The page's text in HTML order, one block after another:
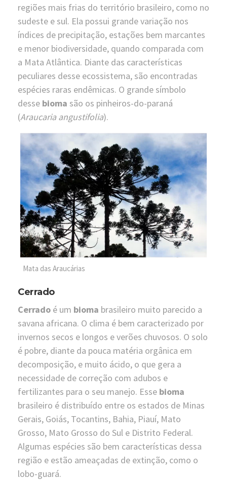
regiões mais frias do território brasileiro, como no
sudeste e sul. Ela possui grande variação nos
índices de precipitação, estações bem marcantes
e menor biodiversidade, quando comparada com
a Mata Atlântica. Diante das características
peculiares desse ecossistema, são encontradas
espécies raras endêmicas. O grande símbolo
desse bioma são os pinheiros-do-paraná
(Araucaria angustifolia).
Mata das Araucárias
Cerrado
Cerrado é um bioma brasileiro muito parecido a
savana africana. O clima é bem caracterizado por
invernos secos e longos e verões chuvosos. O solo
é pobre, diante da pouca matéria orgânica em
decomposição, e muito ácido, o que gera a
necessidade de correção com adubos e
fertilizantes para o seu manejo. Esse bioma
brasileiro é distribuído entre os estados de Minas
Gerais, Goiás, Tocantins, Bahia, Piauí, Mato
Grosso, Mato Grosso do Sul e Distrito Federal.
Algumas espécies são bem características dessa
região e estão ameaçadas de extinção, como o
lobo-guará.